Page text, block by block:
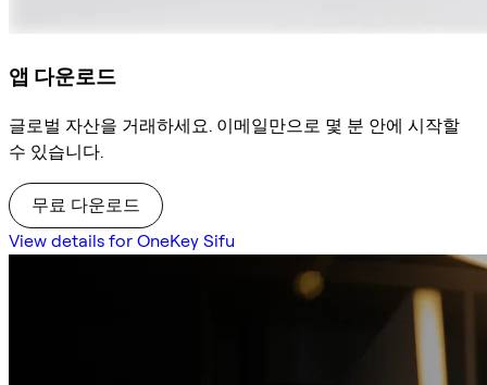
앱 다운로드
글로벌 자산을 거래하세요. 이메일만으로 몇 분 안에 시작할
수 있습니다.
무료 다운로드
View details for OneKey Sifu